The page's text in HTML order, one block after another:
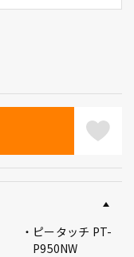
ピータッチ PT-
P950NW